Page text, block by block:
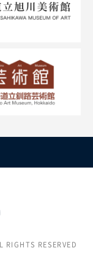
RESERVED